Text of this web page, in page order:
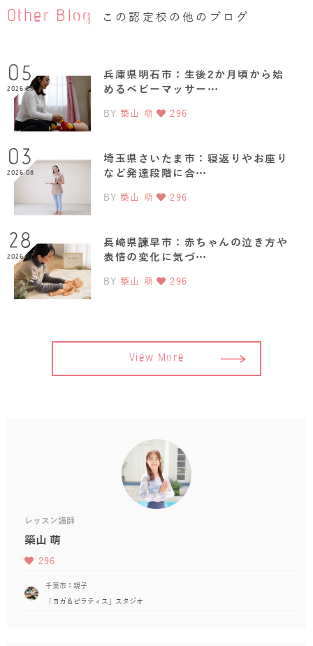
Other Blog この認定校の他のブログ
05
2026.08
兵庫県明石市：生後2か月頃から始
めるベビーマッサー…
BY 築山 萌 296
03
2026.08
埼玉県さいたま市：寝返りやお座り
など発達段階に合…
BY 築山 萌 296
28
2026.07
長崎県諫早市：赤ちゃんの泣き方や
表情の変化に気づ…
BY 築山 萌 296
View More
レッスン講師
築山 萌
296
千葉市：親子
「ヨガ＆ピラティス」スタジオ